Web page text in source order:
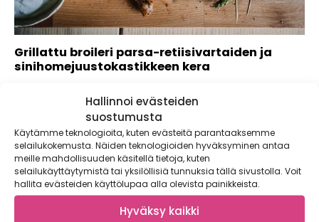
Hallinnoi evästeiden
suostumusta
Käytämme teknologioita, kuten evästeitä parantaaksemme
selailukokemusta. Näiden teknologioiden hyväksyminen antaa
meille mahdollisuuden käsitellä tietoja, kuten
selailukäyttäytymistä tai yksilöllisiä tunnuksia tällä sivustolla. Voit
hallita evästeiden käyttölupaa alla olevista painikkeista.
Hyväksy kaikki
Grillattu broileri parsa-retiisivartaiden ja
sinihomejuustokastikkeen kera
valossa ja grillissä tirisee kokonainen broileri parsa-
retiisivartaiden...